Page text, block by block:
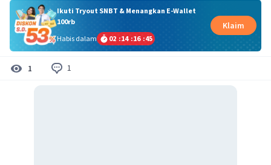
Ikuti Tryout SNBT & Menangkan E-Wallet
100rb
Habis dalam
02 :14 :16 :45
Klaim
1 1